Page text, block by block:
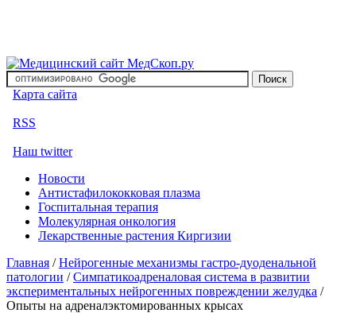
Карта сайта
RSS
Наш twitter
Новости
Антистафилококковая плазма
Госпитальная терапия
Молекулярная онкология
Лекарственные растения Киргизии
Главная /Нейрогенные механизмы гастро-дуоденальной
патологии /Симпатикоадреналовая система в развитии
экспериментальных нейрогенных повреждении желудка /
Опыты на адреналэктомированных крысах